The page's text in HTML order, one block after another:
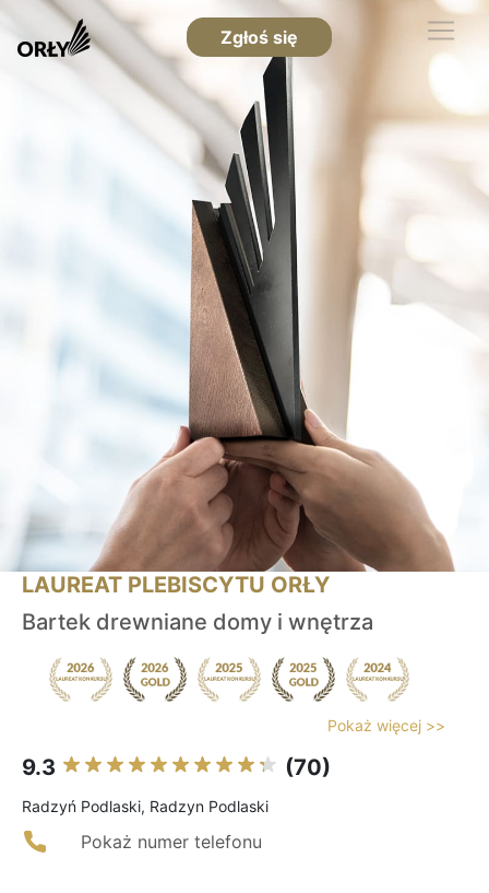
Zgłoś się
LAUREAT PLEBISCYTU ORŁY
Bartek drewniane domy i wnętrza
Pokaż więcej >>
9.3 (70)
Radzyń Podlaski, Radzyn Podlaski
Pokaż numer telefonu